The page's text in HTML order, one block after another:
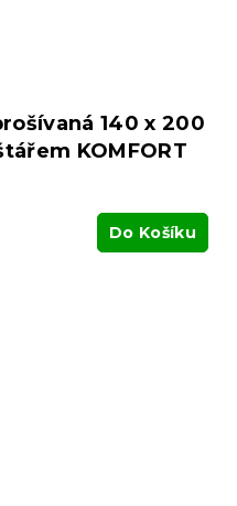
140 x 200
KOMFORT
Do Košíku